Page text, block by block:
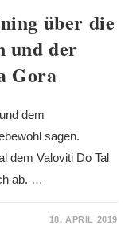
über die
und der
Gora
dem
sagen.
dem Valoviti Do Tal
ab. …
18. APRIL 2019